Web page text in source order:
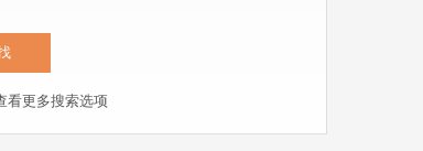
看更多搜索选项